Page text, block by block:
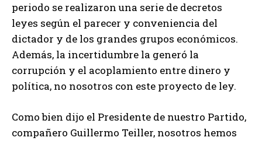
periodo se realizaron una serie de decretos
leyes según el parecer y conveniencia del
dictador y de los grandes grupos económicos.
Además, la incertidumbre la generó la
corrupción y el acoplamiento entre dinero y
política, no nosotros con este proyecto de ley.
Como bien dijo el Presidente de nuestro Partido,
compañero Guillermo Teiller, nosotros hemos